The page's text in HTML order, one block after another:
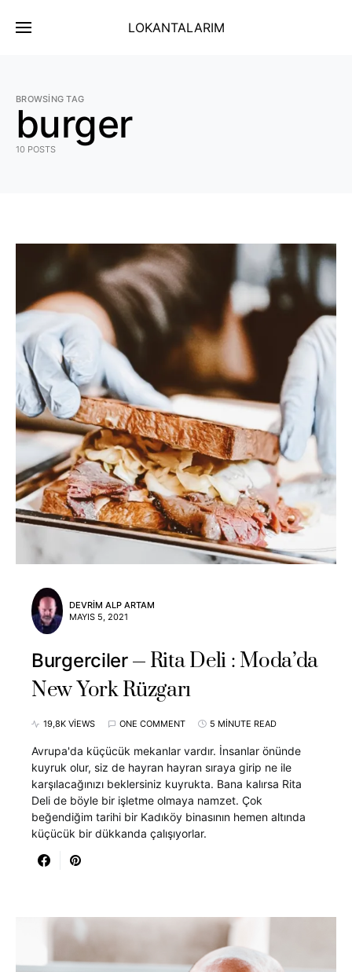
LOKANTALARIM
BROWSING TAG
burger
10 POSTS
DEVRIM ALP ARTAM
MAYIS 5, 2021
Burgerciler
Rita Deli : Moda’da
New York Rüzgarı
19,8K VIEWS ONE COMMENT 5 MINUTE READ
Avrupa'da küçücük mekanlar vardır. İnsanlar önünde
kuyruk olur, siz de hayran hayran sıraya girip ne ile
karşılacağınızı beklersiniz kuyrukta. Bana kalırsa Rita
Deli de böyle bir işletme olmaya namzet. Çok
beğendiğim tarihi bir Kadıköy binasının hemen altında
küçücük bir dükkanda çalışıyorlar.